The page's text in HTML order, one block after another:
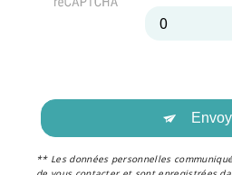
** Les données personnelles